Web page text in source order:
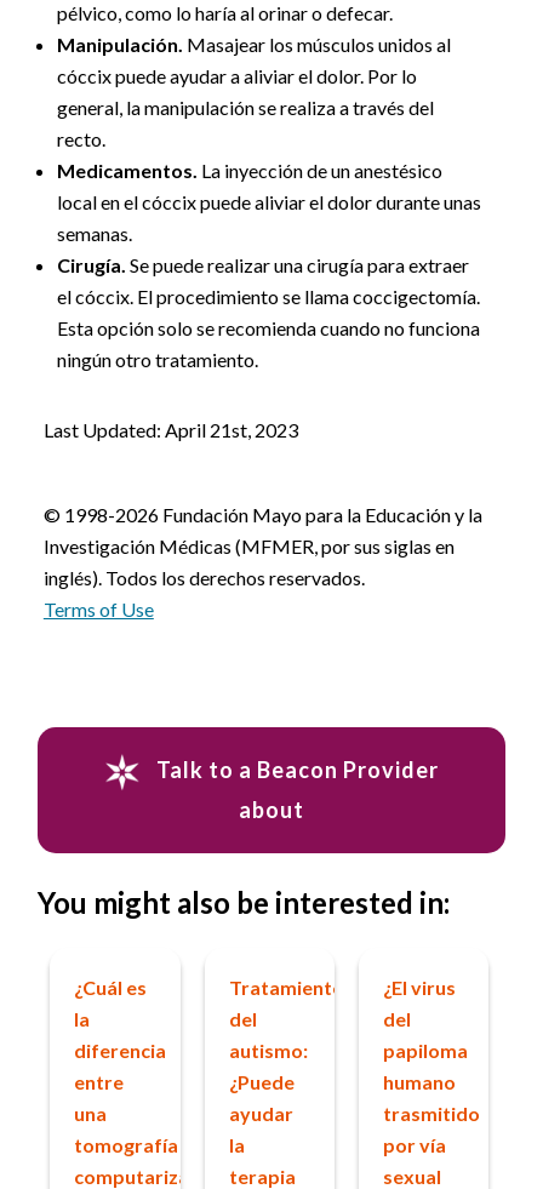
pélvico, como lo haría al orinar o defecar.
Manipulación. Masajear los músculos unidos al
cóccix puede ayudar a aliviar el dolor. Por lo
general, la manipulación se realiza a través del
recto.
Medicamentos. La inyección de un anestésico
local en el cóccix puede aliviar el dolor durante unas
semanas.
Cirugía. Se puede realizar una cirugía para extraer
el cóccix. El procedimiento se llama coccigectomía.
Esta opción solo se recomienda cuando no funciona
ningún otro tratamiento.
Last Updated: April 21st, 2023
© 1998-2026 Fundación Mayo para la Educación y la
Investigación Médicas (MFMER, por sus siglas en
inglés). Todos los derechos reservados.
Terms of Use
Talk to a Beacon Provider
about
You might also be interested in:
¿Cuál es
la
diferencia
entre
una
tomografía
computarizada
Tratamiento
del
autismo:
¿Puede
ayudar
la
terapia
¿El virus
del
papiloma
humano
trasmitido
por vía
sexual